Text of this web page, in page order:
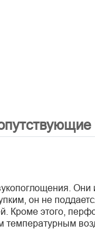
Они
он не
Кроме этого,